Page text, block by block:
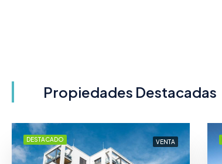
Propiedades Destacadas
DESTACADO VENTA